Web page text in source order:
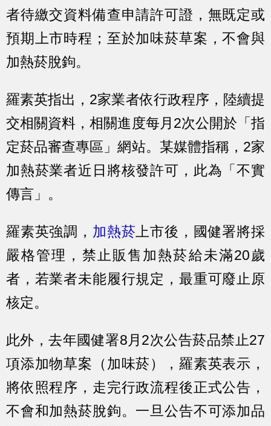
者待繳交資料備查申請許可證，無既定或
預期上市時程；至於加味菸草案，不會與
加熱菸脫鉤。
羅素英指出，2家業者依行政程序，陸續提
交相關資料，相關進度每月2次公開於「指
定菸品審查專區」網站。某媒體指稱，2家
加熱菸業者近日將核發許可，此為「不實
傳言」。
羅素英強調， 加熱菸 上市後，國健署將採
嚴格管理，禁止販售加熱菸給未滿20歲
者，若業者未能履行規定，最重可廢止原
核定。
此外，去年國健署8月2次公告菸品禁止27
項添加物草案（加味菸），羅素英表示，
將依照程序，走完行政流程後正式公告，
不會和加熱菸脫鉤。一旦公告不可添加品